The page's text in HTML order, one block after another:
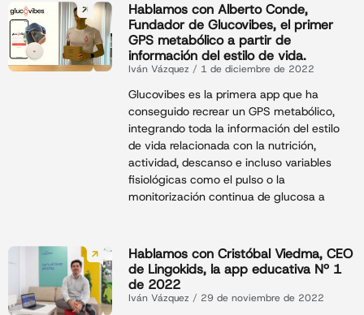
Hablamos con Alberto Conde,
Fundador de Glucovibes, el primer
GPS metabólico a partir de
información del estilo de vida.
Iván Vázquez 1 de diciembre de 2022
Glucovibes es la primera app que ha
conseguido recrear un GPS metabólico,
integrando toda la información del estilo
de vida relacionada con la nutrición,
actividad, descanso e incluso variables
fisiológicas como el pulso o la
monitorización continua de glucosa a
Hablamos con Cristóbal Viedma, CEO
de Lingokids, la app educativa Nº 1
de 2022
Iván Vázquez 29 de noviembre de 2022